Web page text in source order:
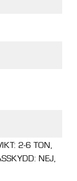
2-6 TON,
NEJ,